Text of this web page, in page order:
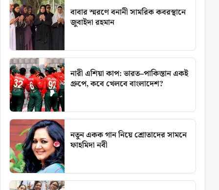
বাবার স্মরণে বনানী সামরিক কবরস্থানে
জুবাইদা রহমান
নারী এশিয়া কাপ: ভারত–পাকিস্তান একই
গ্রুপে, কবে খেলবে বাংলাদেশ?
নতুন একক গান নিয়ে শ্রোতাদের সামনে
ফাহমিদা নবী